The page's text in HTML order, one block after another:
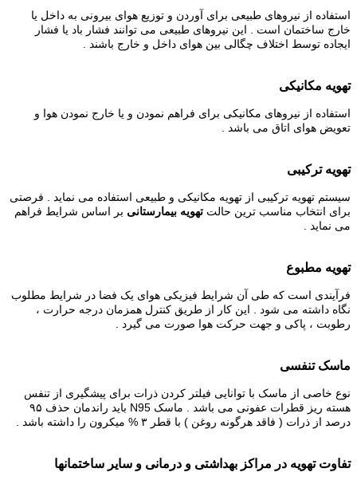
استفاده از نیروهای طبیعی برای آوردن و توزیع هوای بیرونی به داخل یا
خارج ساختمان است . این نیروهای طبیعی می توانند فشار باد یا فشار
ایجاده توسط اختلاف چگالی بین هوای داخل و خارج باشند .
تهویه مکانیکی
استفاده از نیروهای مکانیکی برای فراهم نمودن و یا خارج نمودن هوا و
تعویض هوای اتاق می باشد .
تهویه ترکیبی
سیستم تهویه ترکیبی از تهویه مکانیکی و طبیعی استفاده می نماید . فرصتی
برای انتخاب مناسب ترین حالت تهویه بیمارستانی بر اساس شرایط فراهم
می نماید .
تهویه مطبوع
فرآیندی است که طی آن شرایط فیزیکی هوای یک فضا در شرایط مطلوب
نگاه داشته می شود . این کار از طریق کنترل همزمان درجه حرارت ،
رطوبت ، پاکی و جهت حرکت هوا صورت می گیرد .
ماسک تنفسی
نوع خاصی از ماسک با توانایی فیلتر کردن ذرات برای پیشگیری از تنفس
هسته ریز قطرات عفونی می باشد . ماسک N95
باید راندمان حذف ۹۵
درصد از ذرات ( فاقد هرگونه روغن ) با قطر ۳ % میکرون را داشته باشد .
تفاوت تهویه در مراکز بهداشتی و درمانی و سایر ساختمانها